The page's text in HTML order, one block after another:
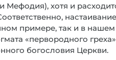
Мефодия), хотя и
примере, так и в нашем
«первородного
богословия Церкви.